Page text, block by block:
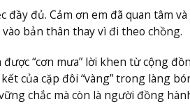
đủ. Cảm ơn em đã quan tâm và
bản thân thay vì đi theo chồng.
“cơn mưa” lời khen từ cộng
của cặp đôi “vàng” trong làng
chắc mà còn là người đồng